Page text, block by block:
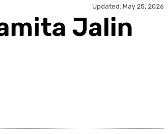
Updated: May 25, 2026
Jalin